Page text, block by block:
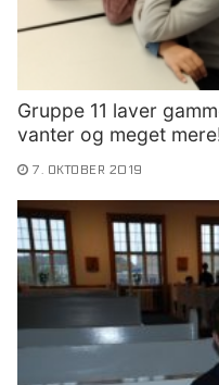
Gruppe 11 laver
vanter og meget
7. OKTOBER 2019